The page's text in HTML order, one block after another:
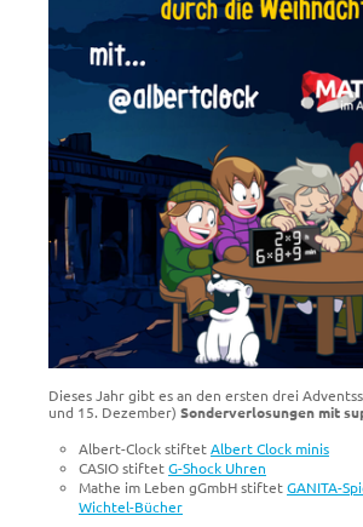
Dieses Jahr gibt es an den ersten drei
und 15. Dezember) Sonderverlosungen mit
Albert-Clock stiftetAlbert Clock minis
CASIO stiftetG-Shock Uhren
Mathe im Leben gGmbH stiftetGANITA-
Wichtel-Bücher